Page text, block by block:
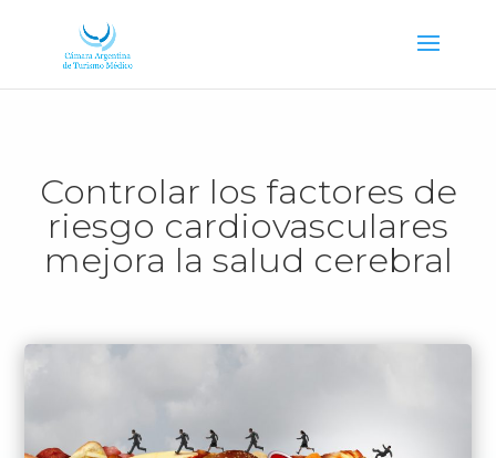
Controlar los factores de
riesgo cardiovasculares
mejora la salud cerebral